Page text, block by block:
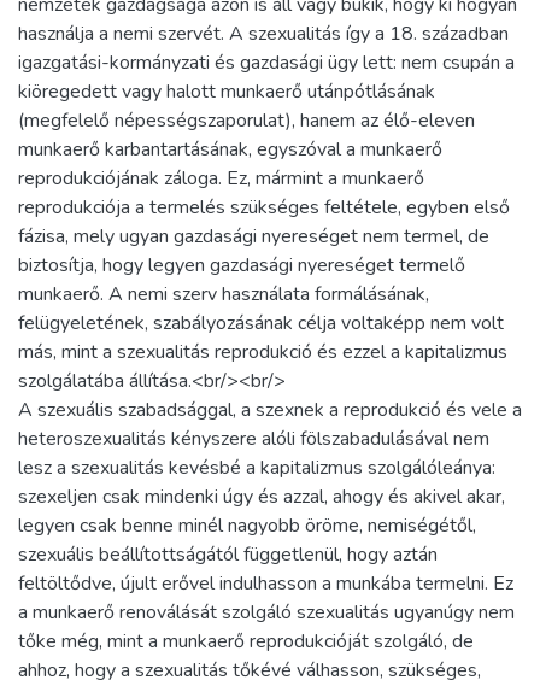
használja a nemi szervét. A szexualitás így a 18. században
igazgatási-kormányzati és gazdasági ügy lett: nem csupán a
kiöregedett vagy halott munkaerő utánpótlásának
(megfelelő népességszaporulat), hanem az élő-eleven
munkaerő karbantartásának, egyszóval a munkaerő
reprodukciójának záloga. Ez, mármint a munkaerő
reprodukciója a termelés szükséges feltétele, egyben első
fázisa, mely ugyan gazdasági nyereséget nem termel, de
biztosítja, hogy legyen gazdasági nyereséget termelő
munkaerő. A nemi szerv használata formálásának,
felügyeletének, szabályozásának célja voltaképp nem volt
más, mint a szexualitás reprodukció és ezzel a kapitalizmus
szolgálatába állítása.<br/><br/>
A szexuális szabadsággal, a szexnek a reprodukció és vele a
heteroszexualitás kényszere alóli fölszabadulásával nem
lesz a szexualitás kevésbé a kapitalizmus szolgálóleánya:
szexeljen csak mindenki úgy és azzal, ahogy és akivel akar,
legyen csak benne minél nagyobb öröme, nemiségétől,
szexuális beállítottságától függetlenül, hogy aztán
feltöltődve, újult erővel indulhasson a munkába termelni. Ez
a munkaerő renoválását szolgáló szexualitás ugyanúgy nem
tőke még, mint a munkaerő reprodukcióját szolgáló, de
ahhoz, hogy a szexualitás tőkévé válhasson, szükséges,